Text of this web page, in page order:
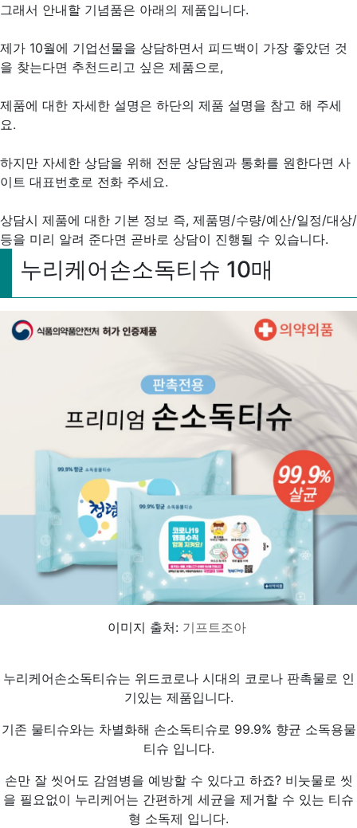
그래서 안내할 기념품은 아래의 제품입니다.
제가 10월에 기업선물을 상담하면서 피드백이 가장 좋았던 것
을 찾는다면 추천드리고 싶은 제품으로,
제품에 대한 자세한 설명은 하단의 제품 설명을 참고 해 주세
요.
하지만 자세한 상담을 위해 전문 상담원과 통화를 원한다면 사
이트 대표번호로 전화 주세요.
상담시 제품에 대한 기본 정보 즉, 제품명/수량/예산/일정/대상/
등을 미리 알려 준다면 곧바로 상담이 진행될 수 있습니다.
누리케어손소독티슈 10매
이미지 출처: 기프트조아
누리케어손소독티슈는 위드코로나 시대의 코로나 판촉물로 인
기있는 제품입니다.
기존 물티슈와는 차별화해 손소독티슈로 99.9% 향균 소독용물
티슈 입니다.
손만 잘 씻어도 감염병을 예방할 수 있다고 하죠? 비눗물로 씻
을 필요없이 누리케어는 간편하게 세균을 제거할 수 있는 티슈
형 소독제 입니다.